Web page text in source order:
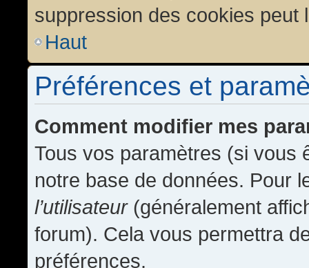
suppression des cookies peut
Haut
Préférences et
Comment modifier mes
Tous vos paramètres (si vous
notre base de données. Pour
l’utilisateur(généralement
forum). Cela vous permettra
préférences.